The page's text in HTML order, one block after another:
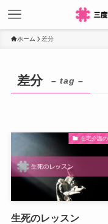
ホーム 差分
差分 – tag –
在宅介護
生死のレッスン